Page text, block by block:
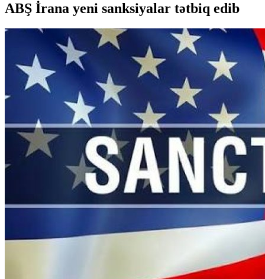
ABŞ İrana yeni sanksiyalar tətbiq edib